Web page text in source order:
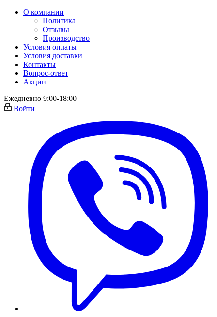
О компании
Политика
Отзывы
Производство
Условия оплаты
Условия доставки
Контакты
Вопрос-ответ
Акции
Ежедневно 9:00-18:00
Войти